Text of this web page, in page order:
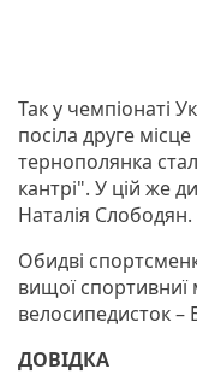
Так у чемпіонаті
посіла друге
тернополянка
кантрі". У цій же
Наталія Слободян.
Обидві
вищої спортивниї
велосипедисток –
ДОВІДКА